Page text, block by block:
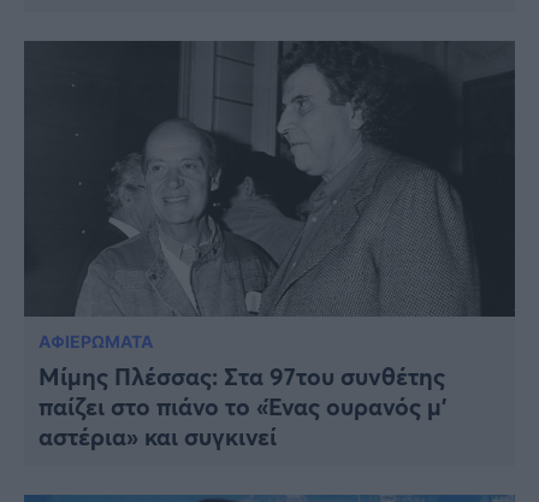
ΑΦΙΕΡΩΜΑΤΑ
Mίμης Πλέσσας: Στα 97του συνθέτης
παίζει στο πιάνο το «Ένας ουρανός μ’
αστέρια» και συγκινεί